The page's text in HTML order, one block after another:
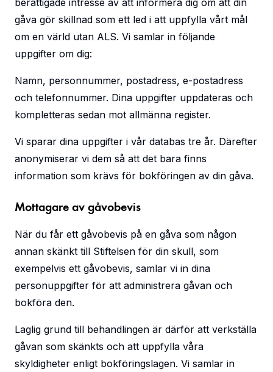
berättigade intresse av att informera dig om att din
gåva gör skillnad som ett led i att uppfylla vårt mål
om en värld utan ALS. Vi samlar in följande
uppgifter om dig:
Namn, personnummer, postadress, e-postadress
och telefonnummer. Dina uppgifter uppdateras och
kompletteras sedan mot allmänna register.
Vi sparar dina uppgifter i vår databas tre år. Därefter
anonymiserar vi dem så att det bara finns
information som krävs för bokföringen av din gåva.
Mottagare av gåvobevis
När du får ett gåvobevis på en gåva som någon
annan skänkt till Stiftelsen för din skull, som
exempelvis ett gåvobevis, samlar vi in dina
personuppgifter för att administrera gåvan och
bokföra den.
Laglig grund till behandlingen är därför att verkställa
gåvan som skänkts och att uppfylla våra
skyldigheter enligt bokföringslagen. Vi samlar in